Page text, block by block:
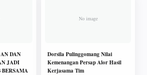
DAN
JADI
Dorsila Pulinggomang Nilai
Kemenangan Persap Alor Hasil
Kerjasama Tim